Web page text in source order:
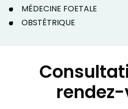
MÉDECINE FOETALE
OBSTÉTRIQUE